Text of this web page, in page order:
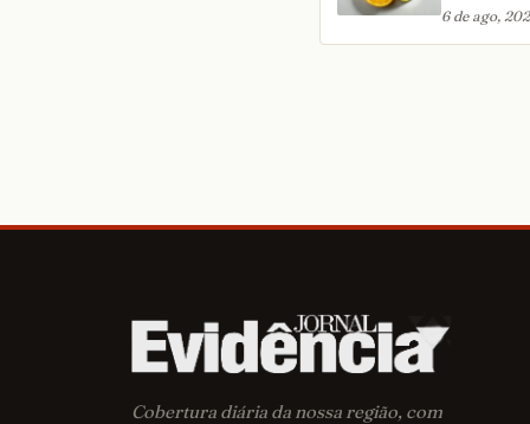
6 de ago,
Cobertura diária da nossa região, com